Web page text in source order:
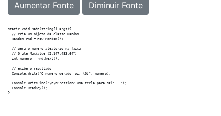
Aumentar Fonte Diminuir Fonte
static void Main(string[] args){
  // cria um objeto da classe Random
  Random rnd = new Random();
  // gera o número aleatório na faixa
  // 0 até MaxValue (2.147.483.647)
  int numero = rnd.Next();
  // exibe o resultado
  Console.Write("O número gerado foi: {0}", numero);
  Console.WriteLine("\n\nPressione uma tecla para sair...");
  Console.ReadKey();